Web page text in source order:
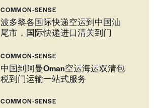
COMMON-SENSE
波多黎各国际快递空运到中国汕
尾市，国际快递进口清关到门
COMMON-SENSE
中国到阿曼Oman空运海运双清包
税到门运输一站式服务
COMMON-SENSE